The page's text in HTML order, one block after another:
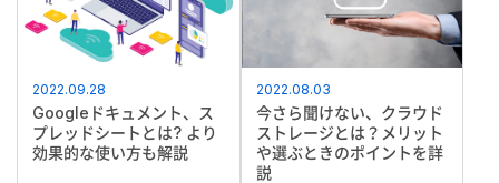
2022.09.28
Googleドキュメント、ス
プレッドシートとは? より
効果的な使い方も解説
2022.08.03
今さら聞けない、クラウド
ストレージとは？メリット
や選ぶときのポイントを詳
説